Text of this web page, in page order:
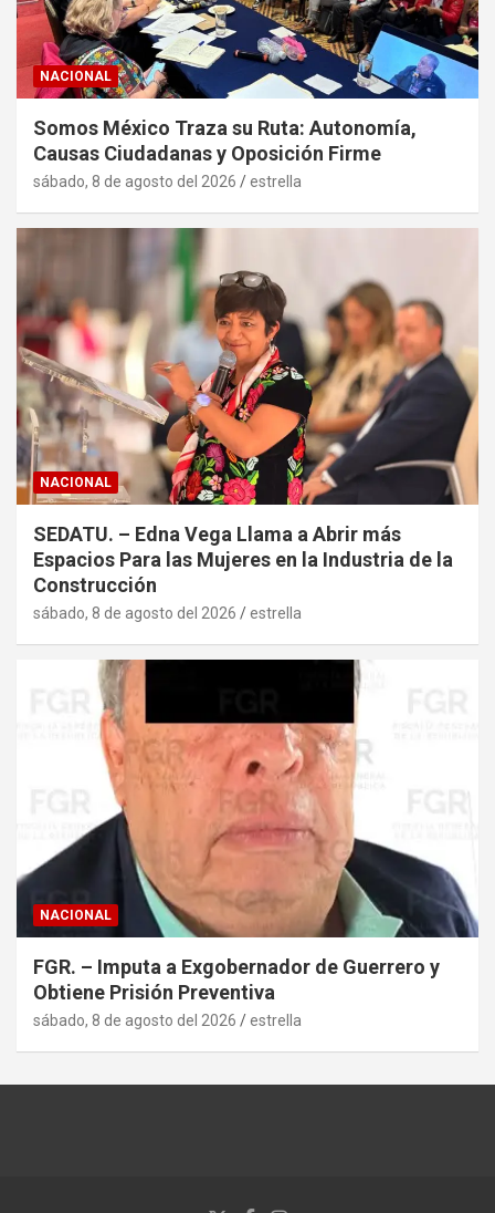
NACIONAL
Somos México Traza su Ruta: Autonomía,
Causas Ciudadanas y Oposición Firme
sábado, 8 de agosto del 2026 estrella
NACIONAL
SEDATU. – Edna Vega Llama a Abrir más
Espacios Para las Mujeres en la Industria de la
Construcción
sábado, 8 de agosto del 2026 estrella
NACIONAL
FGR. – Imputa a Exgobernador de Guerrero y
Obtiene Prisión Preventiva
sábado, 8 de agosto del 2026 estrella